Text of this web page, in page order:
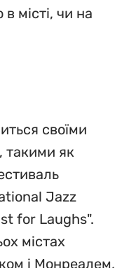
в місті, чи на
своїми
такими як
Jazz
for Laughs".
містах
і Монреалем,